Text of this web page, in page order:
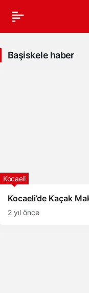
Başiskele haber
Kocaeli’de Kaçak
Kocaeli
2 yıl önce